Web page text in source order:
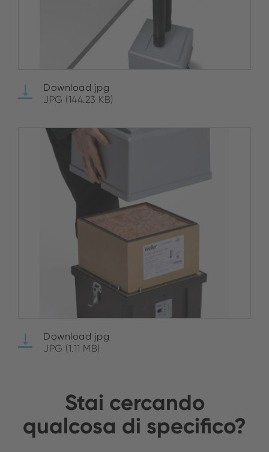
Download jpg
JPG (144.23 KB)
Download jpg
JPG (1.11 MB)
Stai cercando
qualcosa di specifico?